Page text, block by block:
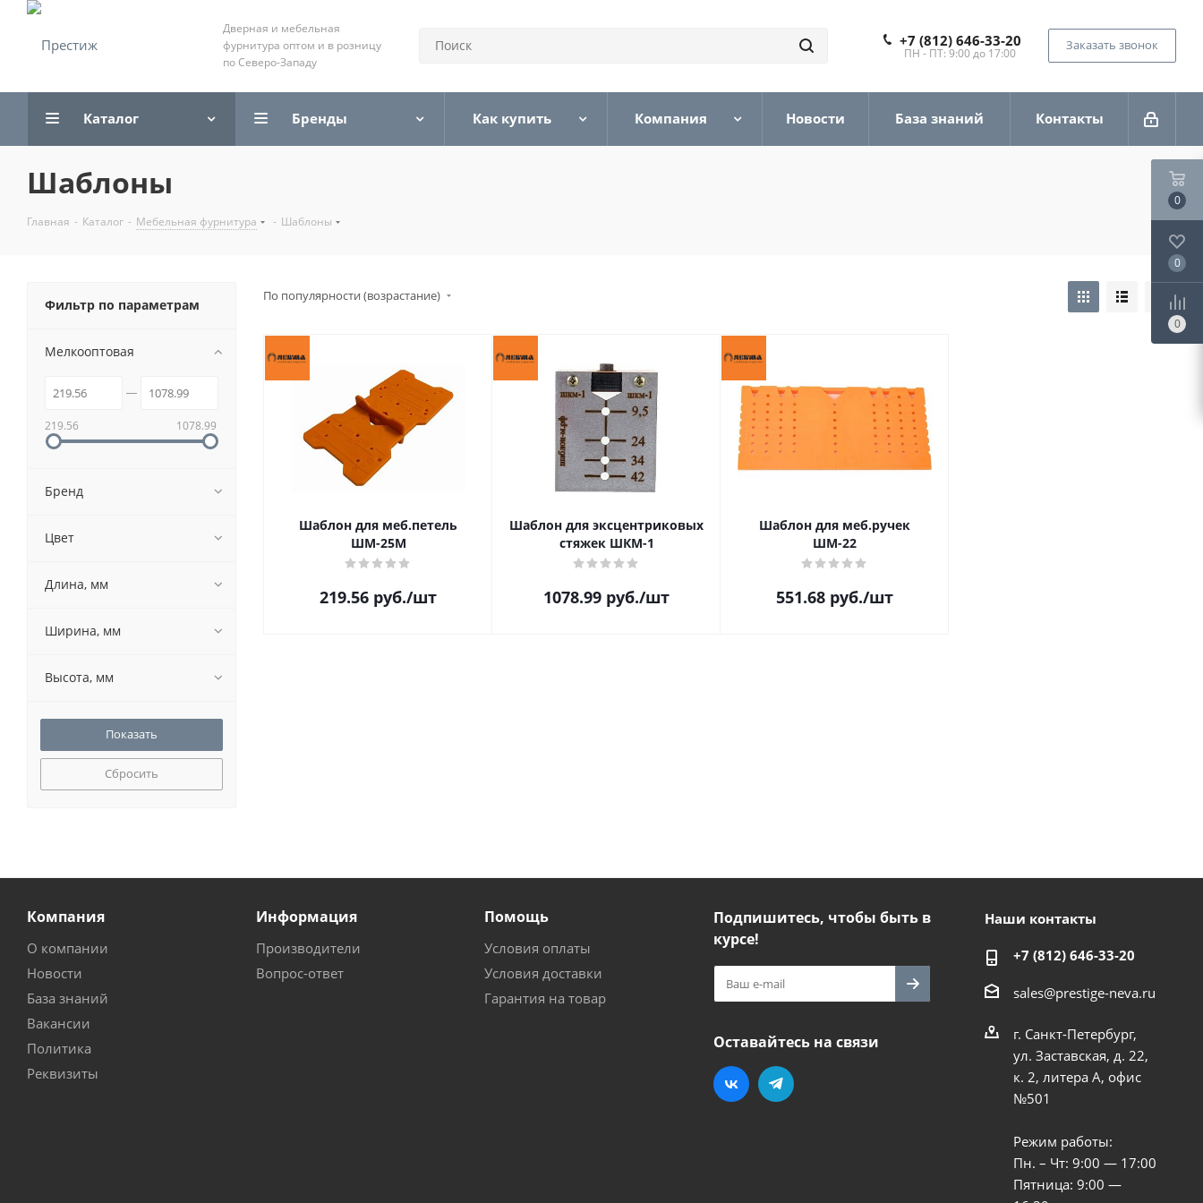
Дверная и мебельная
фурнитура оптом и в розницу
по Северо-Западу
+7 (812) 646-33-20
ПН - ПТ: 9:00 до 17:00
Заказать звонок
Каталог Бренды Как купить Компания Новости База знаний Контакты
Шаблоны
Главная - Каталог - Мебельная фурнитура - Шаблоны
По популярности (возрастание)
Шаблон для меб.петель
ШМ-25М
219.56 руб./шт
Шаблон для эксцентриковых
стяжек ШКМ-1
1078.99 руб./шт
Шаблон для меб.ручек
ШМ-22
551.68 руб./шт
Фильтр по параметрам
Мелкооптовая
219.56 1078.99
Бренд
Цвет
Длина, мм
Ширина, мм
Высота, мм
Сбросить
Компания
О компании
Новости
База знаний
Вакансии
Политика
Реквизиты
Информация
Производители
Вопрос-ответ
Помощь
Условия оплаты
Условия доставки
Гарантия на товар
Подпишитесь, чтобы быть в
курсе!
Оставайтесь на связи
Наши контакты
+7 (812) 646-33-20
sales@prestige-neva.ru
г. Санкт-Петербург,
ул. Заставская, д. 22,
к. 2, литера А, офис
№501
Режим работы:
Пн. – Чт: 9:00 — 17:00
Пятница: 9:00 —
0
0
0